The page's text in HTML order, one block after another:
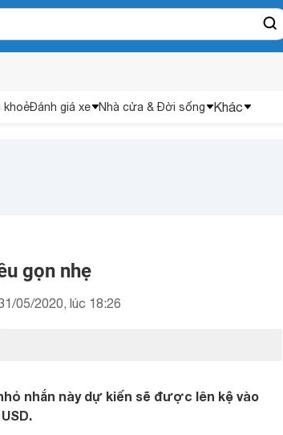
khoẻĐánh giá xe Nhà cửa & Đời sống Khác
gọn nhẹ
05/2020, lúc 18:26
nhắn này dự kiến sẽ được lên kệ vào